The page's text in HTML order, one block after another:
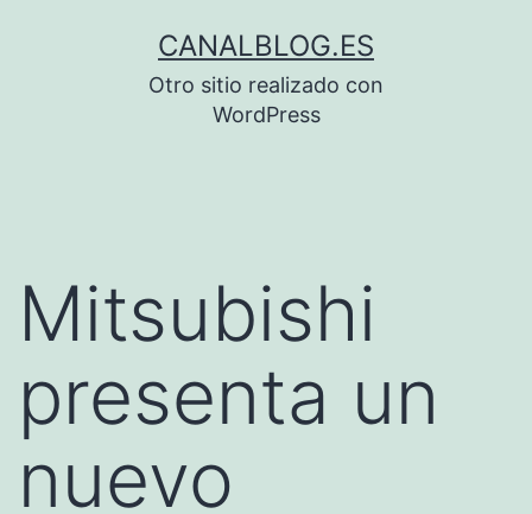
CANALBLOG.ES
Otro sitio realizado con
WordPress
Mitsubishi
presenta un
nuevo